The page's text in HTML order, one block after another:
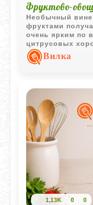
Фруктово-
Необычный
фруктами
очень ярким по
цитрусовых
картофелем,
майонезной
Вилка
1,13K 0 0